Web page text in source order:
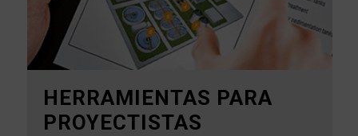
HERRAMIENTAS PARA
PROYECTISTAS